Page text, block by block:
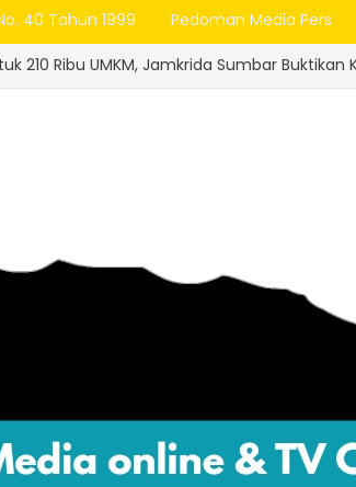
40 Tahun 1999 Pedoman Media Pers
Jamkrida Sumbar Buktikan Kinerja "Sangat